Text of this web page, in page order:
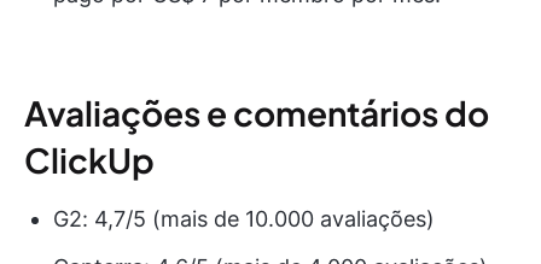
Avaliações e comentários do
ClickUp
G2: 4,7/5 (mais de 10.000 avaliações)